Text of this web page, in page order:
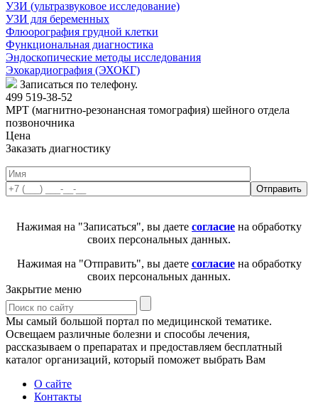
УЗИ (ультразвуковое исследование)
УЗИ для беременных
Флюорография грудной клетки
Функциональная диагностика
Эндоскопические методы исследования
Эхокардиография (ЭХОКГ)
Записаться по телефону.
499 519-38-52
МРТ (магнитно-резонансная томография) шейного отдела
позвоночника
Цена
Заказать диагностику
Нажимая на "Записаться", вы даете согласие на обработку
своих персональных данных.
Нажимая на "Отправить", вы даете согласиена обработку
своих персональных данных.
Закрытие меню
Мы самый большой портал по медицинской тематике.
Освещаем различные болезни и способы лечения,
рассказываем о препаратах и предоставляем бесплатный
каталог организаций, который поможет выбрать Вам
О сайте
Контакты